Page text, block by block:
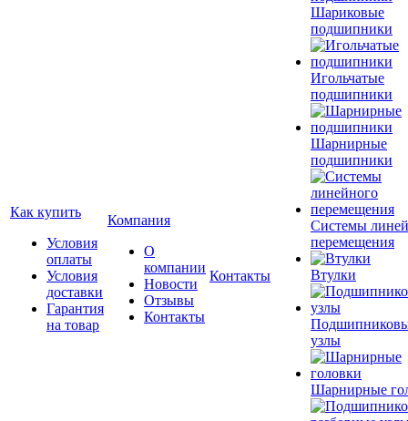
Как купить
Условия
оплаты
Условия
доставки
Гарантия
на товар
Компания
О
компании
Новости
Отзывы
Контакты
Контакты
Шариковые
подшипники
Игольчатые
подшипники
Шарнирные
подшипники
Системы
перемещения
Втулки
узлы
Шарнирные